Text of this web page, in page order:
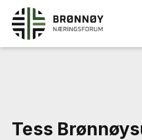
Tess